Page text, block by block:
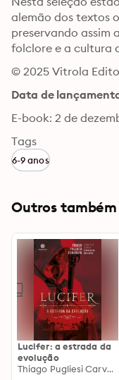
alemão dos textos
preservando assim
folclore e a cultura
© 2025 Vitrola
Data de
E-book: 2 de
Tags
6-9 anos
Outros
Lucifer: a estrada da
evolução
Thiago Pugliesi Carvalho, Guardião da Meia Noite